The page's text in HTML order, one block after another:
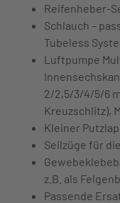
Reifenheber-
Schlauch –
Tubeless
Luftpumpe
2/2,5/3/4/5/6
Kreuzschlitz),
Kleiner
Seilzüge für
z.B. als
Passende